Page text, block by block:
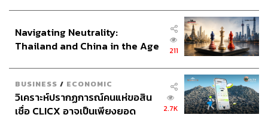
Navigating Neutrality:
Thailand and China in the Age
211
BUSINESS / ECONOMIC
วิเคราะห์ปรากฏการณ์คนแห่ขอสิน
เชื่อ CLICX อาจเป็นเพียงยอด
2.7K